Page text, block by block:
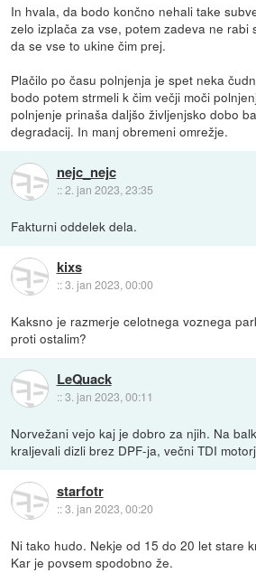
In hvala, da bodo končno nehali take
zelo izplača za vse, potem zadeva ne rabi
da se vse to ukine čim prej.
Plačilo po času polnjenja je spet neka
bodo potem strmeli k čim večji moči
polnjenje prinaša daljšo življenjsko dobo
degradacij. In manj obremeni omrežje.
nejc_nejc
::2. jan 2023, 23:35
Fakturni oddelek dela.
kixs
::3. jan 2023, 00:00
Kaksno je razmerje celotnega voznega
proti ostalim?
LeQuack
::3. jan 2023, 00:11
Norvežani vejo kaj je dobro za njih. Na
kraljevali dizli brez DPF-ja, večni TDI
starfotr
::3. jan 2023, 00:20
Ni tako hudo. Nekje od 15 do 20 let stare
Kar je povsem spodobno že.